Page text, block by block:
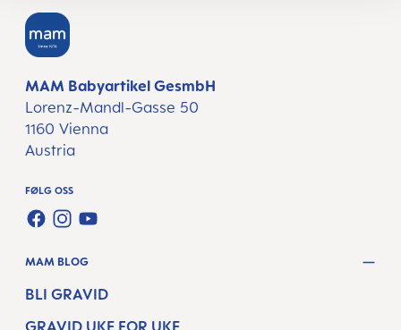
MAM Babyartikel GesmbH
Lorenz-Mandl-Gasse 50
1160 Vienna
Austria
FØLG OSS
FACEBOOK
INSTAGRAM
YOUTUBE
MAM BLOG
BLI GRAVID
GRAVID UKE FOR UKE